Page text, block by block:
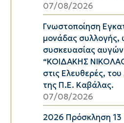
07/08/2026
Γνωστοποίηση
μονάδας συλλογής,
συσκευασίας
“ΚΟΙΔΑΚΗΣ
στις Ελευθερές,
της Π.Ε. Καβάλας.
07/08/2026
2026 Πρόσκληση 13